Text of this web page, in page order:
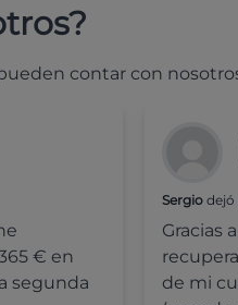
contar con
€ en
segunda
Sergiodejó
Gracias
de mi